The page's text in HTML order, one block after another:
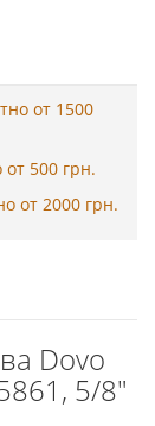
от 1500
500 грн.
от 2000 грн.
Dovo
5/8"